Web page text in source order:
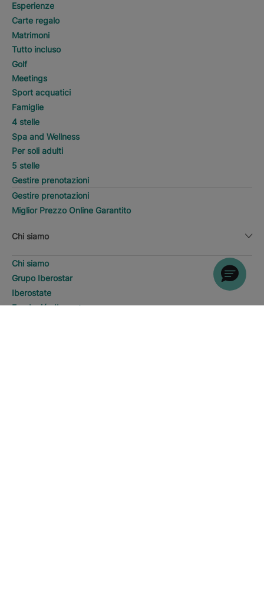
Esperienze
Carte regalo
Matrimoni
Tutto incluso
Golf
Meetings
Sport acquatici
Famiglie
4 stelle
Spa and Wellness
Per soli adulti
5 stelle
Gestire prenotazioni
Gestire prenotazioni
Miglior Prezzo Online Garantito
Chi siamo
Chi siamo
Grupo Iberostar
Iberostate
Fundación Iberostar